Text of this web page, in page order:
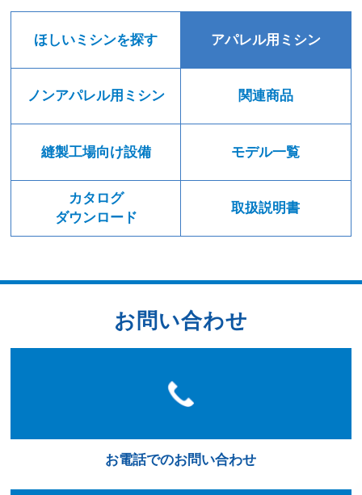
ほしいミシンを探す アパレル用ミシン
ノンアパレル用ミシン 関連商品
縫製工場向け設備 モデル一覧
カタログ
ダウンロード
取扱説明書
お問い合わせ
お電話でのお問い合わせ